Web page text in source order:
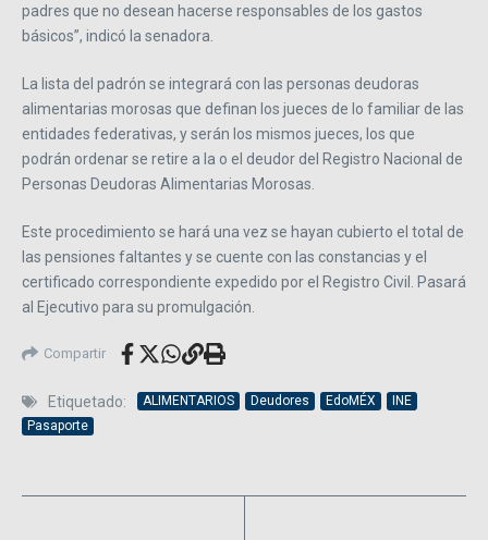
padres que no desean hacerse responsables de los gastos
básicos”, indicó la senadora.
La lista del padrón se integrará con las personas deudoras
alimentarias morosas que definan los jueces de lo familiar de las
entidades federativas, y serán los mismos jueces, los que
podrán ordenar se retire a la o el deudor del Registro Nacional de
Personas Deudoras Alimentarias Morosas.
Este procedimiento se hará una vez se hayan cubierto el total de
las pensiones faltantes y se cuente con las constancias y el
certificado correspondiente expedido por el Registro Civil. Pasará
al Ejecutivo para su promulgación.
Compartir
Etiquetado: ALIMENTARIOS Deudores EdoMÉX
INE
Pasaporte